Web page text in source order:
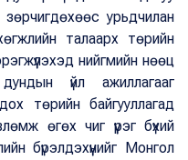
зөрчигдөхөөс урьдчилан
талаарх төрийн
нийгмийн нөөц
үйл ажиллагааг
төрийн байгууллагад
өгөх чиг үүрэг бүхий
бүрэлдэхүүнийг Монгол